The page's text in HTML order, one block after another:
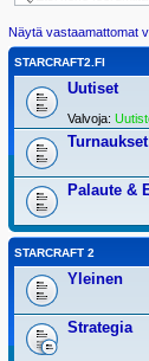
Näytä vastaamattomat
STARCRAFT2.FI
Uutiset
Valvoja:
Turnaukset
Palaute &
STARCRAFT 2
Yleinen
Strategia